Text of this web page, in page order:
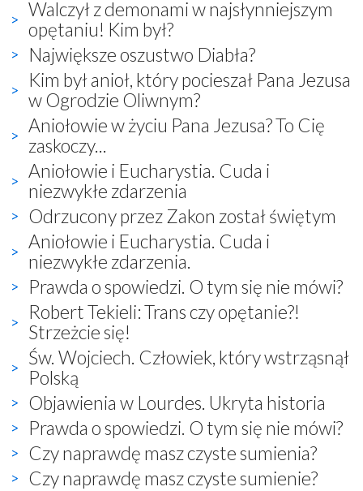
Walczył z demonami w najsłynniejszym
opętaniu! Kim był?
Największe oszustwo Diabła?
Kim był anioł, który pocieszał Pana Jezusa
w Ogrodzie Oliwnym?
Aniołowie w życiu Pana Jezusa? To Cię
zaskoczy...
Aniołowie i Eucharystia. Cuda i
niezwykłe zdarzenia
Odrzucony przez Zakon został świętym
Aniołowie i Eucharystia. Cuda i
niezwykłe zdarzenia.
Prawda o spowiedzi. O tym się nie mówi?
Robert Tekieli: Trans czy opętanie?!
Strzeżcie się!
Św. Wojciech. Człowiek, który wstrząsnął
Polską
Objawienia w Lourdes. Ukryta historia
Prawda o spowiedzi. O tym się nie mówi?
Czy naprawdę masz czyste sumienia?
Czy naprawdę masz czyste sumienie?